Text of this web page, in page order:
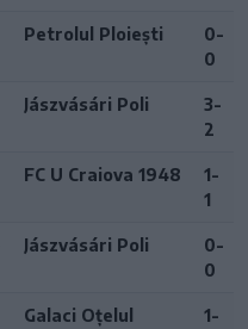
Petrolul Ploiești
0-
0
Jászvásári Poli
3-
2
FC U Craiova 1948
1-
1
Jászvásári Poli
0-
0
Galaci Oțelul
1-